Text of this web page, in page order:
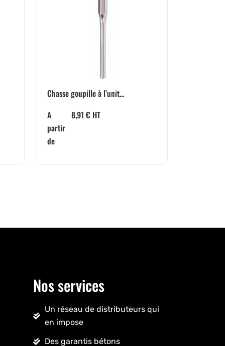
Chasse goupille à l’unit...
A
partir
de
8,91 € HT
Nos services
Un réseau de distributeurs qui
en impose
Des garantis bétons